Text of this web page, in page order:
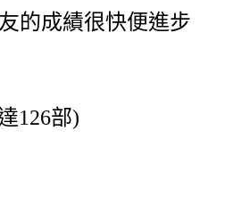
的成績很快便進步
126部)